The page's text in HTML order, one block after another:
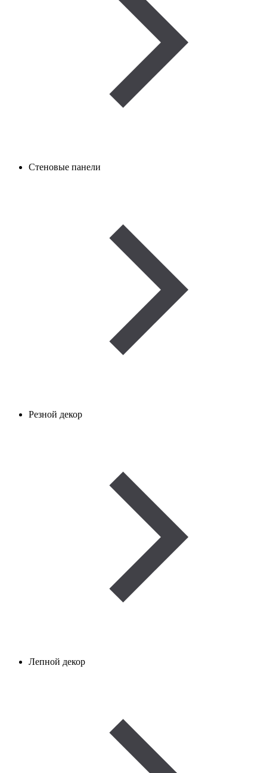
Стеновые панели
Резной декор
Лепной декор